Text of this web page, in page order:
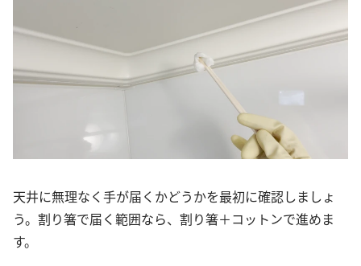
天井に無理なく手が届くかどうかを最初に確認しましょ
う。割り箸で届く範囲なら、割り箸＋コットンで進めま
す。